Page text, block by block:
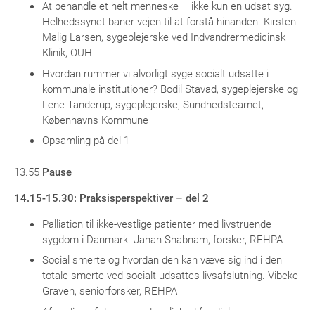
At behandle et helt menneske – ikke kun en udsat syg.
Helhedssynet baner vejen til at forstå hinanden. Kirsten
Malig Larsen, sygeplejerske ved Indvandrermedicinsk
Klinik, OUH
Hvordan rummer vi alvorligt syge socialt udsatte i
kommunale institutioner? Bodil Stavad, sygeplejerske og
Lene Tanderup, sygeplejerske, Sundhedsteamet,
Københavns Kommune
Opsamling på del 1
13.55 Pause
14.15-15.30: Praksisperspektiver – del 2
Palliation til ikke-vestlige patienter med livstruende
sygdom i Danmark. Jahan Shabnam, forsker, REHPA
Social smerte og hvordan den kan væve sig ind i den
totale smerte ved socialt udsattes livsafslutning. Vibeke
Graven, seniorforsker, REHPA